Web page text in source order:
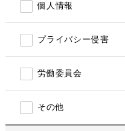
個人情報
プライバシー侵害
労働委員会
その他